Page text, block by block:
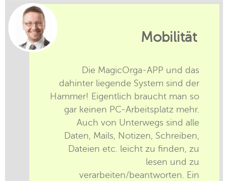
Mobilität
Die MagicOrga-APP und das
dahinter liegende System sind der
Hammer! Eigentlich braucht man so
gar keinen PC-Arbeitsplatz mehr.
Auch von Unterwegs sind alle
Daten, Mails, Notizen, Schreiben,
Dateien etc. leicht zu finden, zu
lesen und zu
verarbeiten/beantworten. Ein